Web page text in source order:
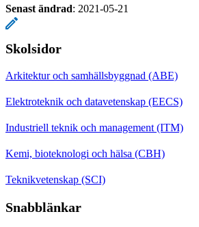
Senast ändrad: 2021-05-21
Skolsidor
Arkitektur och samhällsbyggnad (ABE)
Elektroteknik och datavetenskap (EECS)
Industriell teknik och management (ITM)
Kemi, bioteknologi och hälsa (CBH)
Teknikvetenskap (SCI)
Snabblänkar